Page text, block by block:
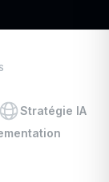
Stratégie IA